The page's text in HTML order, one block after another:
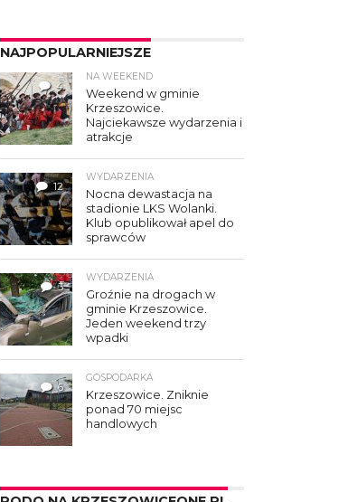
NAJPOPULARNIEJSZE
4
NA WEEKEND
Weekend w gminie
Krzeszowice.
Najciekawsze wydarzenia i
atrakcje
12
WYDARZENIA
Nocna dewastacja na
stadionie LKS Wolanki.
Klub opublikował apel do
sprawców
3
WYDARZENIA
Groźnie na drogach w
gminie Krzeszowice.
Jeden weekend trzy
wpadki
6
GOSPODARKA
Krzeszowice. Zniknie
ponad 70 miejsc
handlowych